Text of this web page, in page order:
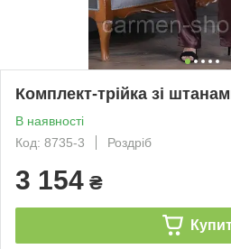
Комплект-трійка зі
В наявності
Код: 8735-3
Роздріб
3 154 ₴